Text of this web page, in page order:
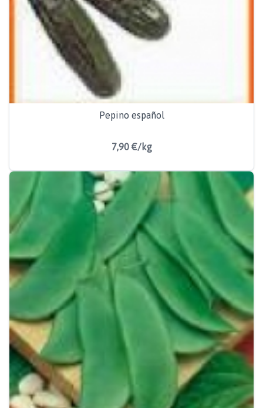
Pepino español
7,90 €/kg